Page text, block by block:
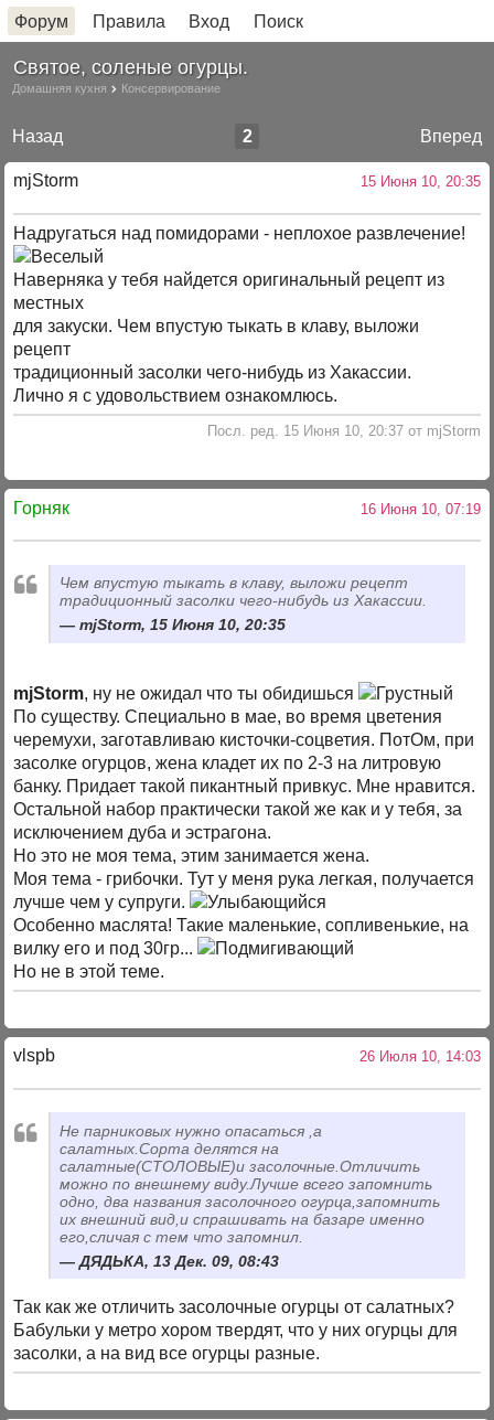
Форум Правила Вход Поиск
Святое, соленые огурцы.
Домашняя кухня Консервирование
Назад Вперед
2
mjStоrm 15 Июня 10, 20:35
Надругаться над помидорами - неплохое развлечение!
Наверняка у тебя найдется оригинальный рецепт из
местных
для закуски. Чем впустую тыкать в клаву, выложи
рецепт
традиционный засолки чего-нибудь из Хакассии.
Лично я с удовольствием ознакомлюсь.
Посл. ред. 15 Июня 10, 20:37 от mjStorm
Горняк 16 Июня 10, 07:19
Чем впустую тыкать в клаву, выложи рецепт
традиционный засолки чего-нибудь из Хакассии.
mjStorm, 15 Июня 10, 20:35
mjStorm, ну не ожидал что ты обидишься
По существу. Специально в мае, во время цветения
черемухи, заготавливаю кисточки-соцветия. ПотОм, при
засолке огурцов, жена кладет их по 2-3 на литровую
банку. Придает такой пикантный привкус. Мне нравится.
Остальной набор практически такой же как и у тебя, за
исключением дуба и эстрагона.
Но это не моя тема, этим занимается жена.
Моя тема - грибочки. Тут у меня рука легкая, получается
лучше чем у супруги.
Особенно маслята! Такие маленькие, сопливенькие, на
вилку его и под 30гр...
Но не в этой теме.
vlspb 26 Июля 10, 14:03
Не парниковых нужно опасаться ,а
салатных.Сорта делятся на
салатные(СТОЛОВЫЕ)и засолочные.Отличить
можно по внешнему виду.Лучше всего запомнить
одно, два названия засолочного огурца,запомнить
их внешний вид,и спрашивать на базаре именно
его,сличая с тем что запомнил.
ДЯДЬКА, 13 Дек. 09, 08:43
Так как же отличить засолочные огурцы от салатных?
Бабульки у метро хором твердят, что у них огурцы для
засолки, а на вид все огурцы разные.